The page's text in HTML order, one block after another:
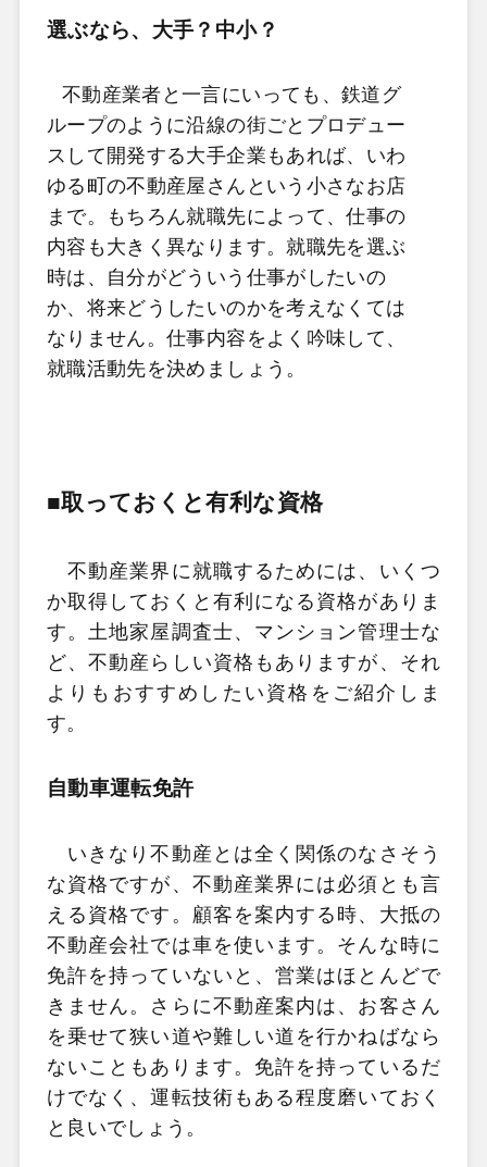
選ぶなら、大手？中小？
不動産業者と一言にいっても、鉄道グ
ループのように沿線の街ごとプロデュー
スして開発する大手企業もあれば、いわ
ゆる町の不動産屋さんという小さなお店
まで。もちろん就職先によって、仕事の
内容も大きく異なります。就職先を選ぶ
時は、自分がどういう仕事がしたいの
か、将来どうしたいのかを考えなくては
なりません。仕事内容をよく吟味して、
就職活動先を決めましょう。
■取っておくと有利な資格
不動産業界に就職するためには、いくつ
か取得しておくと有利になる資格がありま
す。土地家屋調査士、マンション管理士な
ど、不動産らしい資格もありますが、それ
よりもおすすめしたい資格をご紹介しま
す。
自動車運転免許
いきなり不動産とは全く関係のなさそう
な資格ですが、不動産業界には必須とも言
える資格です。顧客を案内する時、大抵の
不動産会社では車を使います。そんな時に
免許を持っていないと、営業はほとんどで
きません。さらに不動産案内は、お客さん
を乗せて狭い道や難しい道を行かねばなら
ないこともあります。免許を持っているだ
けでなく、運転技術もある程度磨いておく
と良いでしょう。